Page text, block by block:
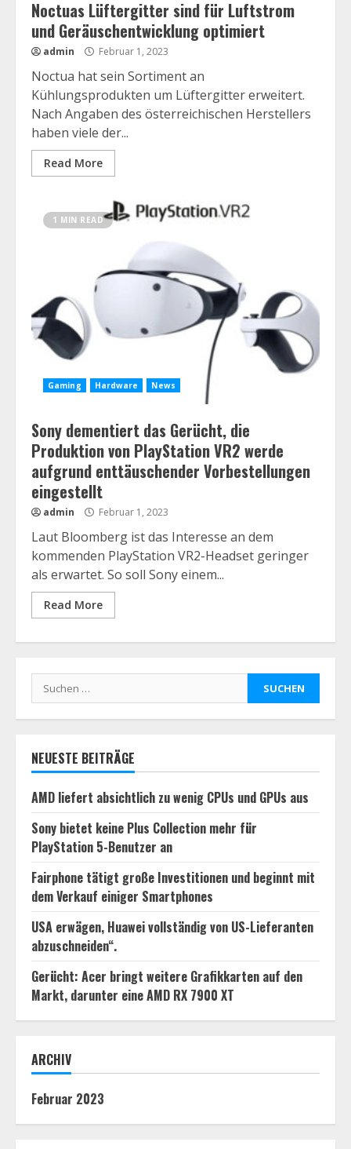
Noctuas Lüftergitter sind für Luftstrom
und Geräuschentwicklung optimiert
admin Februar 1, 2023
Noctua hat sein Sortiment an
Kühlungsprodukten um Lüftergitter erweitert.
Nach Angaben des österreichischen Herstellers
haben viele der...
Read More
1 MIN READ
Gaming Hardware News
Sony dementiert das Gerücht, die
Produktion von PlayStation VR2 werde
aufgrund enttäuschender Vorbestellungen
eingestellt
admin Februar 1, 2023
Laut Bloomberg ist das Interesse an dem
kommenden PlayStation VR2-Headset geringer
als erwartet. So soll Sony einem...
Read More
Suchen
nach:
NEUESTE BEITRÄGE
AMD liefert absichtlich zu wenig CPUs und GPUs aus
Sony bietet keine Plus Collection mehr für
PlayStation 5-Benutzer an
Fairphone tätigt große Investitionen und beginnt mit
dem Verkauf einiger Smartphones
USA erwägen, Huawei vollständig von US-Lieferanten
abzuschneiden“.
Gerücht: Acer bringt weitere Grafikkarten auf den
Markt, darunter eine AMD RX 7900 XT
ARCHIV
Februar 2023